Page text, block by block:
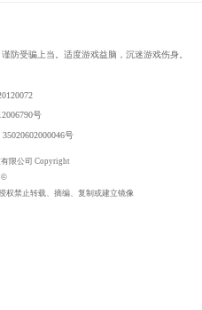
防受骗上当。适度游戏益脑，沉迷游戏伤身。
号
号
限公司 Copyright
©
权禁止转载、摘编、复制或建立镜像